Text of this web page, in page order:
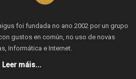
foi fundada no ano 2002 por un grupo
gustos en común, no uso de novas
Informática e Internet.
Leer máis...